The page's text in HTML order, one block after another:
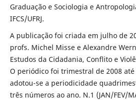
Graduação e Sociologia e
IFCS/UFRJ.
A publicação foi criada em julho de
profs. Michel Misse e Alexandre
Estudos da Cidadania, Conflito e
O periódico foi trimestral de 2008
adotou-se a periodicidade
três números ao ano. N.1 (JAN/FEV/